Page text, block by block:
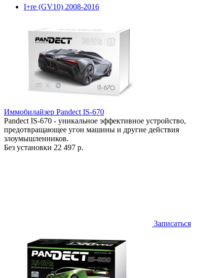
I+re (GV10) 2008-2016
Иммобилайзер Pandect IS-670
Pandect IS-670 - уникальное эффективное устройство,
предотвращающее угон машины и другие действия
злоумышленников.
Без установки 22 497 р.
Записаться